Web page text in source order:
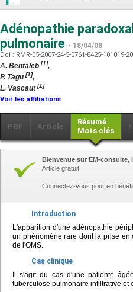
Adénopathie
pulmonaire - 18/04/08
Doi : RMR-05-2007-24-5-0761-8425-101019-
A. Bentaleb [1],
P. Tagu [1],
L. Vascaut[1]
Voir les affiliations
PDF Article
Résumé
Mots clés
Bienvenue sur EM-consulte,
Article gratuit.
Connectez-vous pour en
Introduction
L'apparition d'une adénopathie
un phénomène rare dont la prise en
de l'OMS.
Cas clinique
Il s'agit du cas d'une patiente
tuberculose pulmonaire infiltrative et